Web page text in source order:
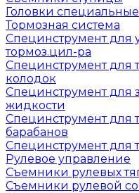
Головки
Тормозная система
Специнструмент для
тормоз.цил-ра
Специнструмент для
колодок
Специнструмент для
жидкости
Специнструмент для
барабанов
Специнструмент для
Рулевое управление
Съемники рулевых
Съемники рулевой